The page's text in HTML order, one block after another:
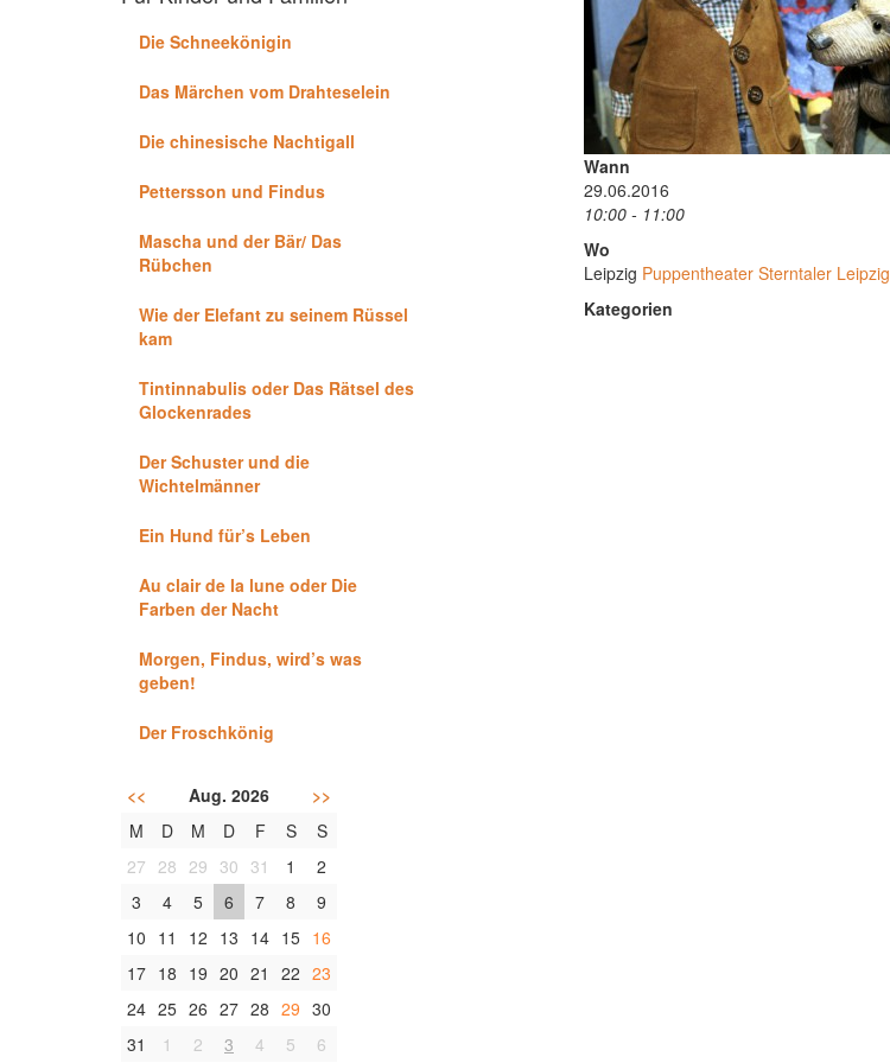
Die Schneekönigin
Das Märchen vom Drahteselein
Die chinesische Nachtigall
Pettersson und Findus
Mascha und der Bär/ Das
Rübchen
Wie der Elefant zu seinem Rüssel
kam
Tintinnabulis oder Das Rätsel des
Glockenrades
Der Schuster und die
Wichtelmänner
Ein Hund für’s Leben
Au clair de la lune oder Die
Farben der Nacht
Morgen, Findus, wird’s was
geben!
Der Froschkönig
<< Aug. 2026
>>
M
D M D F S
S
27 28 29 30 31 1
2
3
4 5 6 7 8
9
10 11 12 13 14 15 16
17 18 19 20 21 22 23
24 25 26 27 28 29 30
31
1 2 3 4 5 6
Wann
29.06.2016
10:00 - 11:00
Wo
Leipzig Puppentheater Sterntaler Leipzig
Kategorien